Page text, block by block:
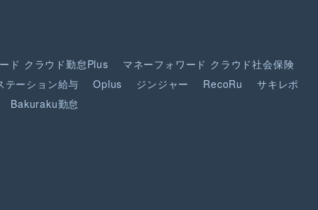
ド クラウド勤怠Plus マネーフォワード クラウド社会保険
テーション給与 Oplus ジンジャー RecoRu
サキレポ
Bakuraku勤怠